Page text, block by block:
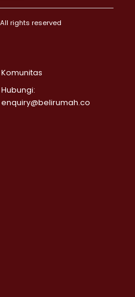
rights reserved
Komunitas
Hubungi:
enquiry@belirumah.co